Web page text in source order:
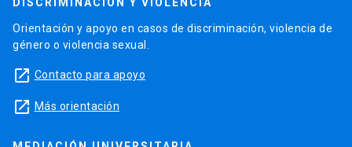
DISCRIMINACIÓN Y VIOLENCIA
Orientación y apoyo en casos de discriminación, violencia de
género o violencia sexual.
launch Contacto para apoyo
launch Más orientación